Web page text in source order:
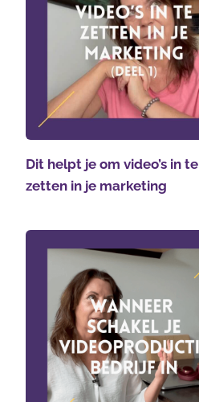
Dit helpt je om video’s in te
zetten in je marketing